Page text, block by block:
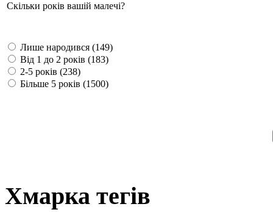
Скільки років вашій малечі?
Лише народився (149)
Від 1 до 2 років (183)
2-5 років (238)
Більше 5 років (1500)
Хмарка тегів